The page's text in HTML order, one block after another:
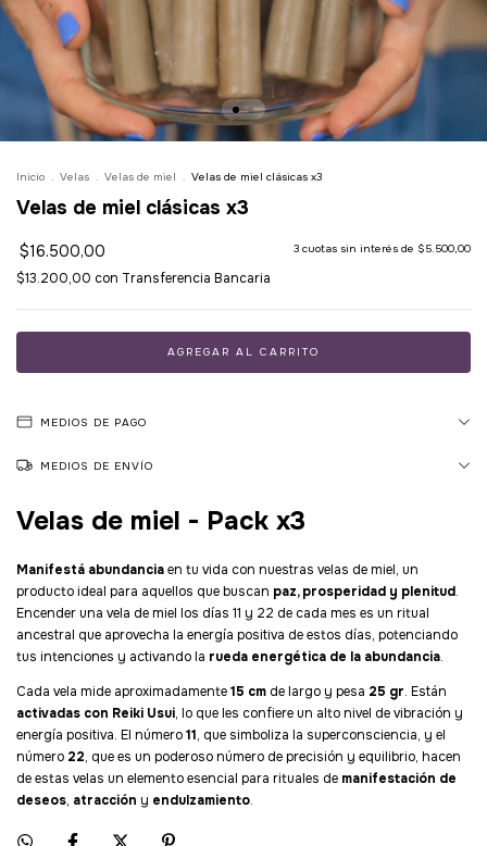
Inicio . Velas . Velas de miel . Velas de miel clásicas x3
Velas de miel clásicas x3
$16.500,00 3 cuotas sin interés de $5.500,00
$13.200,00 con Transferencia Bancaria
MEDIOS DE PAGO
MEDIOS DE ENVÍO
Velas de miel - Pack x3
Manifestá abundanciaen tu vida con nuestras velas de miel, un
producto ideal para aquellos que buscan paz, prosperidad y plenitud.
Encender una vela de miel los días 11 y 22 de cada mes es un ritual
ancestral que aprovecha la energía positiva de estos días, potenciando
tus intenciones y activando la rueda energética de la abundancia.
Cada vela mide aproximadamente15 cm de largo y pesa 25 gr. Están
activadas con Reiki Usui, lo que les confiere un alto nivel de vibración y
energía positiva. El número11, que simboliza la superconsciencia, y el
número 22, que es un poderoso número de precisión y equilibrio, hacen
de estas velas un elemento esencial para rituales de manifestación de
deseos, atracción y endulzamiento.